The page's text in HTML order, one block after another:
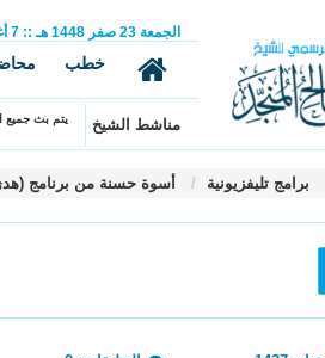
الجمعة 23 صفر 1448 هـ ::
7
خطب
مناشط الشيخ يتم بث جميع
برامج تليفزيونية أسوة حسنة من برنامج (هدى